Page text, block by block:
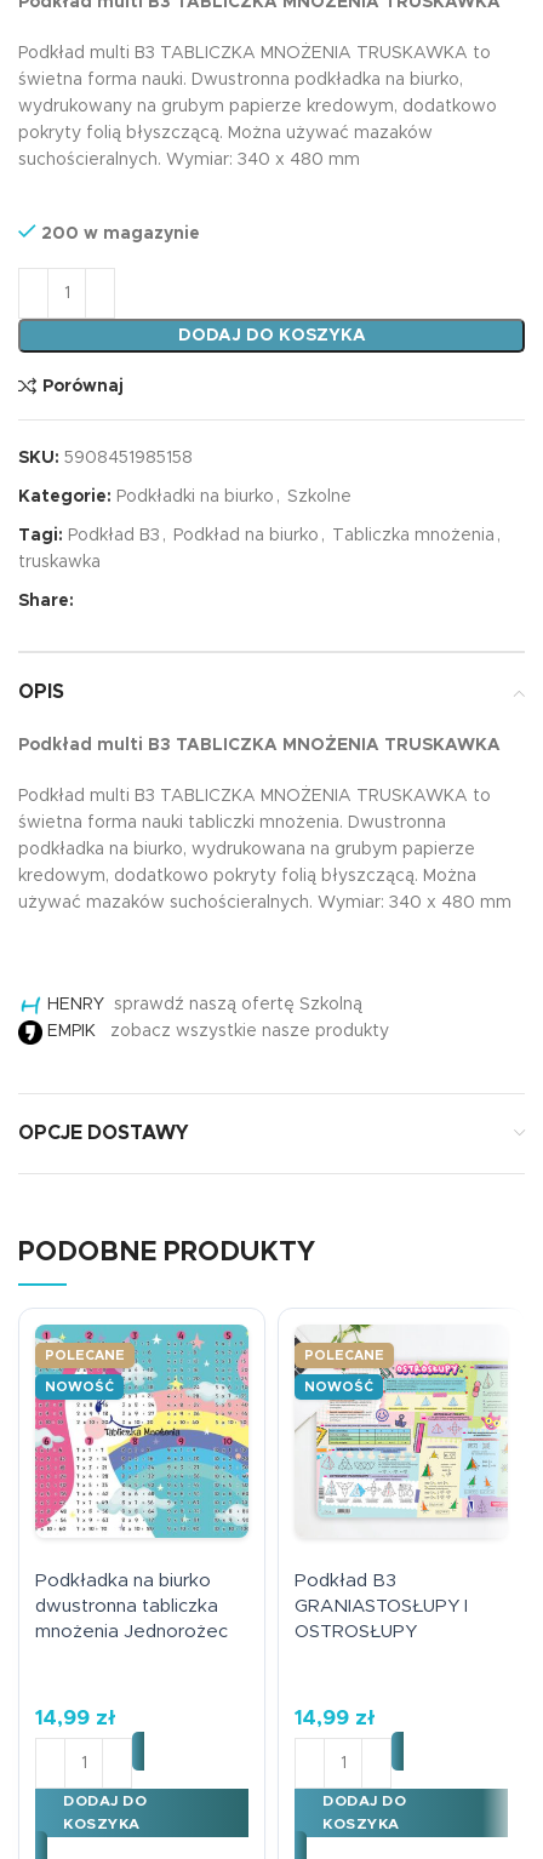
Podkład multi B3 TABLICZKA MNOŻENIA TRUSKAWKA to
świetna forma nauki. Dwustronna podkładka na biurko,
wydrukowany na grubym papierze kredowym, dodatkowo
pokryty folią błyszczącą. Można używać mazaków
suchościeralnych. Wymiar: 340 x 480 mm
200 w magazynie
ilość Podkład multi B3 TABLICZKA MNOŻENIA
DODAJ DO KOSZYKA
Porównaj
SKU: 5908451985158
Kategorie: Podkładki na biurko , Szkolne
Tagi: Podkład B3 , Podkład na biurko , Tabliczka mnożenia ,
truskawka
Share:
OPIS
Podkład multi B3 TABLICZKA MNOŻENIA TRUSKAWKA
Podkład multi B3 TABLICZKA MNOŻENIA TRUSKAWKA to
świetna forma nauki tabliczki mnożenia. Dwustronna
podkładka na biurko, wydrukowana na grubym papierze
kredowym, dodatkowo pokryty folią błyszczącą. Można
używać mazaków suchościeralnych. Wymiar: 340 x 480 mm
HENRY sprawdź naszą ofertę Szkolną
EMPIK zobacz wszystkie nasze produkty
OPCJE DOSTAWY
PODOBNE PRODUKTY
POLECANE
NOWOŚĆ
Podkładka na biurko
dwustronna tabliczka
mnożenia Jednorożec
14,99 zł
ilość Podkładka na biurko dwustronna tabliczka
DODAJ DO
KOSZYKA
POLECANE
NOWOŚĆ
Podkład B3
GRANIASTOSŁUPY I
OSTROSŁUPY
14,99 zł
ilość Podkład B3
DODAJ DO
KOSZYKA